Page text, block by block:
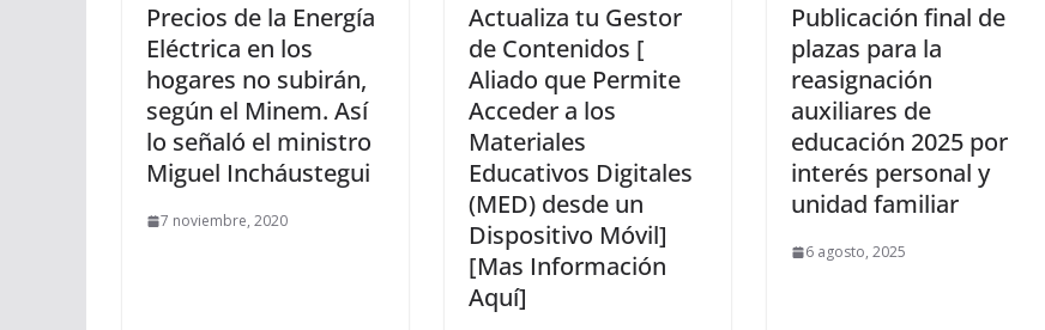
Precios de la Energía
Eléctrica en los
hogares no subirán,
según el Minem. Así
lo señaló el ministro
Miguel Incháustegui
7 noviembre, 2020
Actualiza tu Gestor
de Contenidos [
Aliado que Permite
Acceder a los
Materiales
Educativos Digitales
(MED) desde un
Dispositivo Móvil]
[Mas Información
Aquí]
Publicación final de
plazas para la
reasignación
auxiliares de
educación 2025 por
interés personal y
unidad familiar
6 agosto, 2025